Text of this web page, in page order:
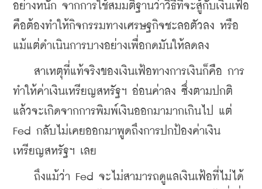
อย่างหนัก จากการใช้สมมติฐานว่าวิธีที่จะสู้กับเงินเฟ้อ
คือต้องทำให้กิจกรรมทางเศรษฐกิจชะลอตัวลง หรือ
แม้แต่ดำเนินการบางอย่างเพื่อกดมันให้ลดลง
สาเหตุที่แท้จริงของเงินเฟ้อทางการเงินก็คือ การ
ทำให้ค่าเงินเหรียญสหรัฐฯ อ่อนค่าลง ซึ่งตามปกติ
แล้วจะเกิดจากการพิมพ์เงินออกมามากเกินไป แต่
Fed กลับไม่เคยออกมาพูดถึงการปกป้องค่าเงิน
เหรียญสหรัฐฯ เลย
ถึงแม้ว่า Fed จะไม่สามารถดูแลเงินเฟ้อที่ไม่ได้